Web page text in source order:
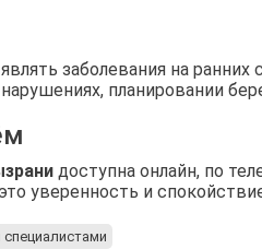
заболевания на ранних
планировании
доступна онлайн, по
уверенность и